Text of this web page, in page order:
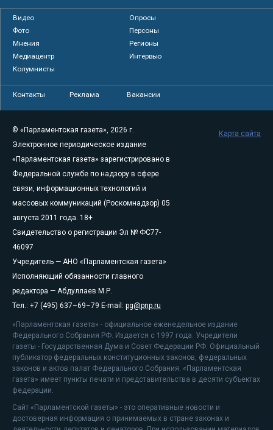
Видео
Опросы
Фото
Персоны
Мнения
Регионы
Медиацентр
Интервью
Колумнисты
Контакты Реклама Вакансии
© «Парламентская газета», 2026 г.
Электронное периодическое издание
«Парламентская газета» зарегистрировано в
Федеральной службе по надзору в сфере
связи, информационных технологий и
массовых коммуникаций (Роскомнадзор) 05
августа 2011 года. 18+
Свидетельство о регистрации Эл № ФС77-
46097
Учредитель — АНО «Парламентская газета»
Исполняющий обязанности главного
редактора — Абдуллаев М.Р.
Тел.: +7 (495) 637–69–79 E-mail: pg@pnp.ru
«Парламентская газета» - официальное еженедельное издание
Федерального Собрания РФ. Издается с 1997 года. Учредители
газеты - Государственная Дума и Совет Федерации РФ. Официальный
публикатор федеральных конституционных законов, федеральных
законов и актов палат Федерального Собрания. «Парламентская
газета» имеет пункты печати и представительства в десяти субъектах
федерации.
Сайт «Парламентской газеты» - это оперативные новости и
достоверная информация о принимаемых в стране законах и
Карта сайта